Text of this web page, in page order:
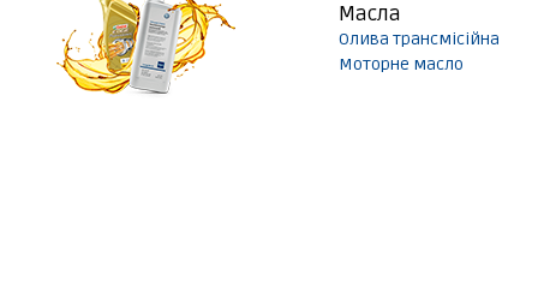
Масла
Олива трансмісійна
Моторне масло